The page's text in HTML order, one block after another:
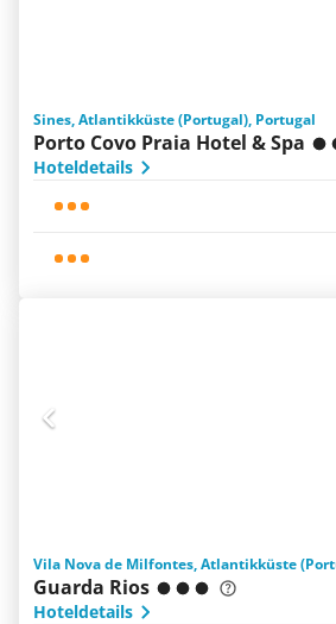
Sines, Atlantikküste (Portugal), Portugal
Porto Covo Praia Hotel & Spa
Hoteldetails
Vila Nova de Milfontes, Atlantikküste
Guarda Rios
Hoteldetails